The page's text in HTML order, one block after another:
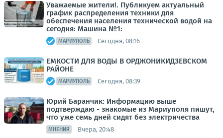
Уважаемые жители!. Публикуем актуальный
график распределения техники для
обеспечения населения технической водой на
сегодня: Машина №1:
МАРИУПОЛЬ Сегодня, 08:16
ЕМКОСТИ ДЛЯ ВОДЫ В ОРДЖОНИКИДЗЕВСКОМ
РАЙОНЕ
МАРИУПОЛЬ Сегодня, 08:39
Юрий Баранчик: Информацию выше
подтверждаю - знакомые из Мариуполя пишут,
что уже семь дней сидят без электричества
МНЕНИЯ Вчера, 20:48